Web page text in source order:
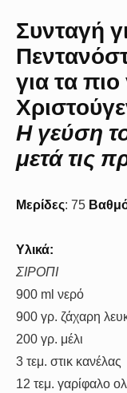
Συνταγή
για τα
Η γεύση
μετά τις
Μερίδες: 75
Υλικά:
ΣΙΡΟΠΙ
900 ml νερό
900 γρ. ζάχαρη
200 γρ. μέλι
3 τεμ. στικ κανέλας
12 τεμ. γαρίφαλο